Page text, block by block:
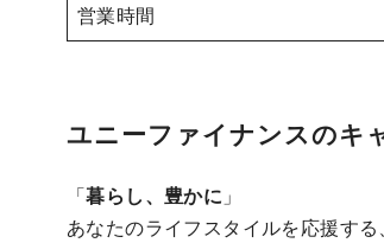
営業時間
ユニーファイナンスのキ
「暮らし、豊かに 」
あなたのライフスタイルを応援する